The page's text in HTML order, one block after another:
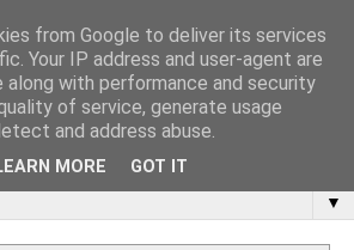
▼
from Google to deliver its services
Your IP address and user-agent are
along with performance and security
of service, generate usage
and address abuse.
MORE GOT IT